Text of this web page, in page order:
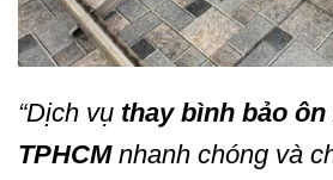
“Dịch vụ thay bình bảo ôn
TPHCMnhanh chóng và